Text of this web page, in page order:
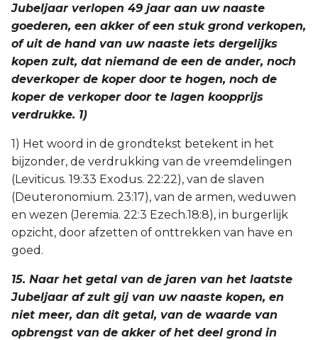
Jubeljaar verlopen 49 jaar aan uw naaste
goederen, een akker of een stuk grond verkopen,
of uit de hand van uw naaste iets dergelijks
kopen zult, dat niemand de een de ander, noch
deverkoper de koper door te hogen, noch de
koper de verkoper door te lagen koopprijs
verdrukke. 1)
1) Het woord in de grondtekst betekent in het
bijzonder, de verdrukking van de vreemdelingen
(Leviticus. 19:33 Exodus. 22:22), van de slaven
(Deuteronomium. 23:17), van de armen, weduwen
en wezen (Jeremia. 22:3 Ezech.18:8), in burgerlijk
opzicht, door afzetten of onttrekken van have en
goed.
15. Naar het getal van de jaren van het laatste
Jubeljaar af zult gij van uw naaste kopen, en
niet meer, dan dit getal, van de waarde van
opbrengst van de akker of het deel grond in